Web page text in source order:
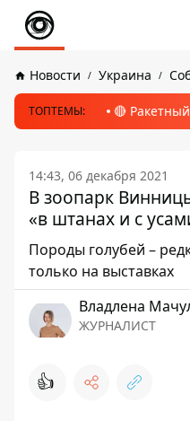
Новости Украина
ТОПТЕМЫ: 🔴
14:43, 06 декабря 2021
В зоопарк
«в штанах и с
Породы голубей –
только на выставках
Владлена
ЖУРНАЛИСТ
👍